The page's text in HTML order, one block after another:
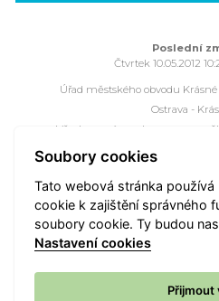
Poslední
Čtvrtek 10.05.2012
Úřad městského obvodu Krásné
Ostrava -
Všechna práva vyhrazena -
možné pouze se souhlasem
Webové stránky jsou ve
Mapa portálu Přístupnost
Soubory cookies
Tato webová stránka
cookie k zajištění správného
soubory cookie. Ty budou
Nastavení cookies
Přijmout